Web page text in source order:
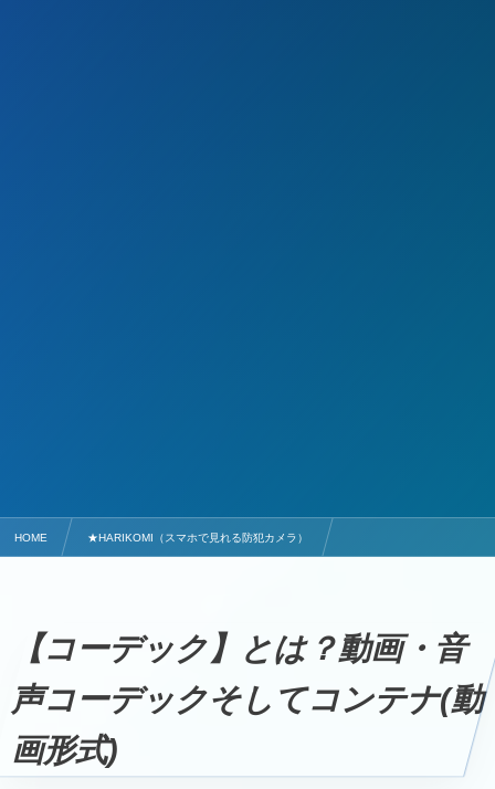
HOME ★HARIKOMI（スマホで見れる防犯カメラ）
【コーデック】とは？動画・音
声コーデックそしてコンテナ(動
画形式)